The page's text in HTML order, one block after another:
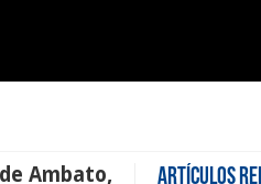
Artículos
Ambato,